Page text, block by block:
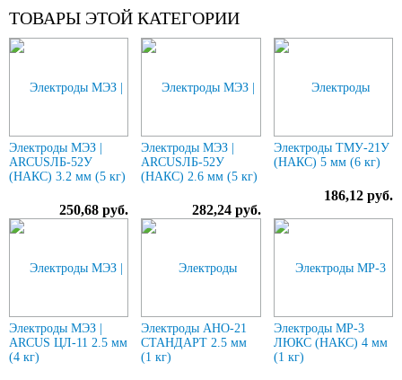
ТОВАРЫ ЭТОЙ КАТЕГОРИИ
Электроды МЭЗ |
ARCUSЛБ-52У
(НАКС) 3.2 мм (5 кг)
250,68 руб.
Электроды МЭЗ |
ARCUSЛБ-52У
(НАКС) 2.6 мм (5 кг)
282,24 руб.
Электроды ТМУ-21У
(НАКС) 5 мм (6 кг)
186,12 руб.
Электроды МЭЗ |
ARCUS ЦЛ-11 2.5 мм
(4 кг)
Электроды АНО-21
СТАНДАРТ 2.5 мм
(1 кг)
Электроды МР-3
ЛЮКС (НАКС) 4 мм
(1 кг)